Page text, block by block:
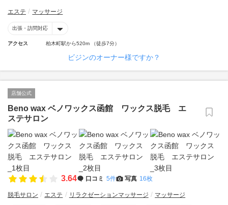
エステ マッサージ
出張・訪問対応
アクセス 柏木町駅から520m （徒歩7分）
ビジンのオーナー様ですか？
店舗公式
Beno wax ベノワックス函館 ワックス脱毛 エ
ステサロン
3.64 口コミ 5件 写真 16枚
脱毛サロン エステ リラクゼーションマッサージ マッサージ